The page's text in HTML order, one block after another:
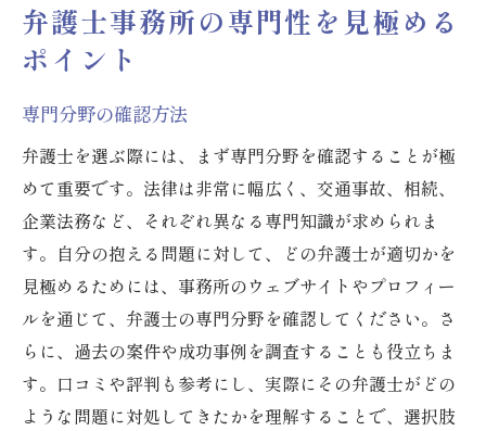
弁護士事務所の専門性を見極める
ポイント
専門分野の確認方法
弁護士を選ぶ際には、まず専門分野を確認することが極
めて重要です。法律は非常に幅広く、交通事故、相続、
企業法務など、それぞれ異なる専門知識が求められま
す。自分の抱える問題に対して、どの弁護士が適切かを
見極めるためには、事務所のウェブサイトやプロフィー
ルを通じて、弁護士の専門分野を確認してください。さ
らに、過去の案件や成功事例を調査することも役立ちま
す。口コミや評判も参考にし、実際にその弁護士がどの
ような問題に対処してきたかを理解することで、選択肢